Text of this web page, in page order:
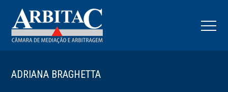
ADRIANA BRAGHETTA